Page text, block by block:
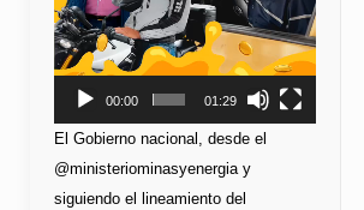
00:00 01:29
El Gobierno nacional, desde el
@ministeriominasyenergia y
siguiendo el lineamiento del